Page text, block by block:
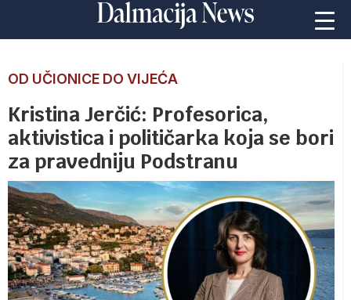
OD UČIONICE DO VIJEĆA
Kristina Jerčić: Profesorica,
aktivistica i političarka koja se bori
za pravedniju Podstranu